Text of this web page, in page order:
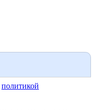
политикой